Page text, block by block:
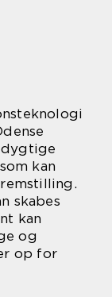
kan
skabes
kan
og
op for